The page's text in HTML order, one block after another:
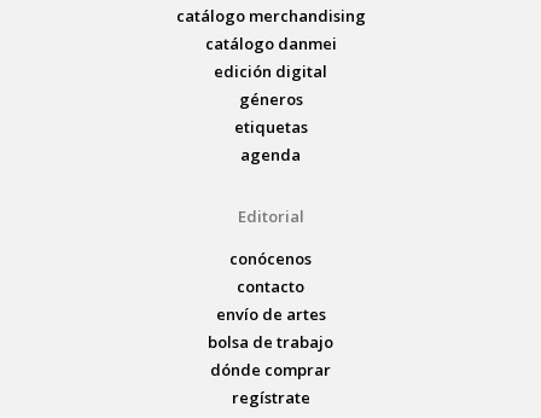
catálogo merchandising
catálogo danmei
edición digital
géneros
etiquetas
agenda
Editorial
conócenos
contacto
envío de artes
bolsa de trabajo
dónde comprar
regístrate